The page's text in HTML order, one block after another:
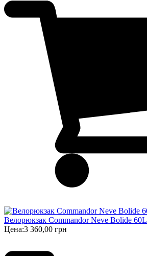
Велорюкзак Commandor Neve Bolide 60L
Цена:3 360,00 грн